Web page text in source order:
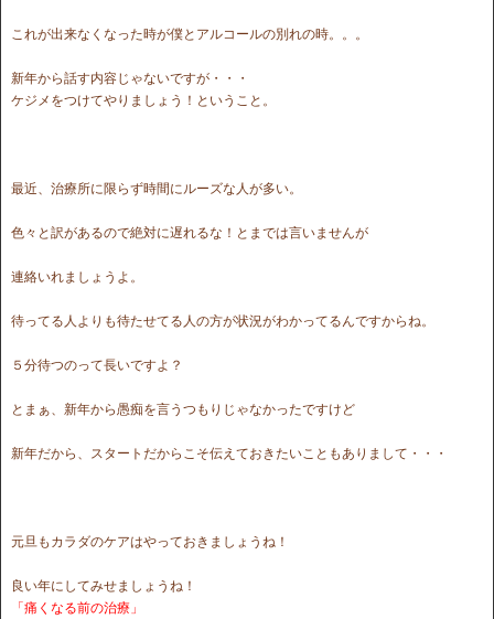
これが出来なくなった時が僕とアルコールの別れの時。。。
新年から話す内容じゃないですが・・・
ケジメをつけてやりましょう！ということ。
最近、治療所に限らず時間にルーズな人が多い。
色々と訳があるので絶対に遅れるな！とまでは言いませんが
連絡いれましょうよ。
待ってる人よりも待たせてる人の方が状況がわかってるんですからね。
５分待つのって長いですよ？
とまぁ、新年から愚痴を言うつもりじゃなかったですけど
新年だから、スタートだからこそ伝えておきたいこともありまして・・・
元旦もカラダのケアはやっておきましょうね！
良い年にしてみせましょうね！
「痛くなる前の治療」